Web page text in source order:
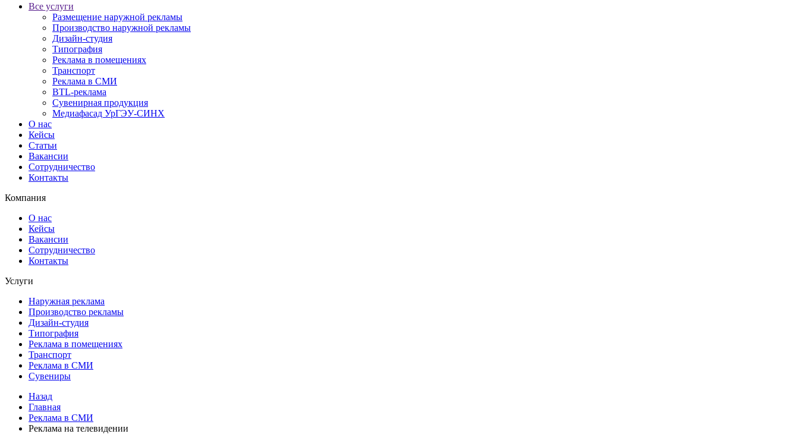
Все услуги
Размещение наружной рекламы
Производство наружной рекламы
Дизайн-студия
Типография
Реклама в помещениях
Транспорт
Реклама в СМИ
BTL-реклама
Сувенирная продукция
Медиафасад УрГЭУ-СИНХ
О нас
Кейсы
Статьи
Вакансии
Сотрудничество
Контакты
Компания
О нас
Кейсы
Вакансии
Сотрудничество
Контакты
Услуги
Наружная реклама
Производство рекламы
Дизайн-студия
Типография
Реклама в помещениях
Транспорт
Реклама в СМИ
Сувениры
Назад
Главная
Реклама в СМИ
Реклама на телевидении